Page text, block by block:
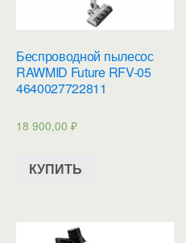
Беспроводной пылесос
RAWMID Future RFV-05
4640027722811
18 900,00 ₽
КУПИТЬ